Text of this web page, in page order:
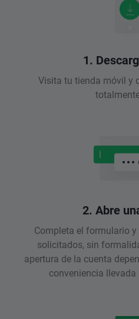
1.
Visita tu tienda móvil y
2. Abre
Completa el formulario
solicitados, sin
apertura de la cuenta
conveniencia